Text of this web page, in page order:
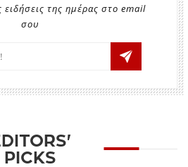
ειδήσεις της ημέρας στο email
σου
PICKS